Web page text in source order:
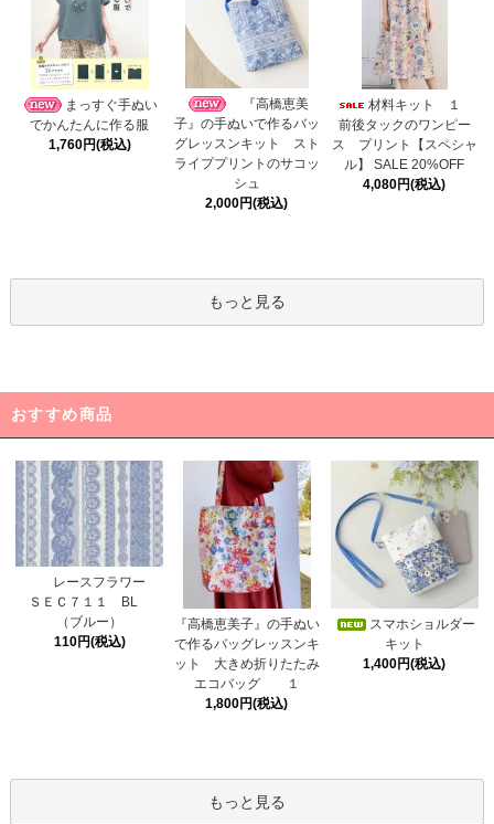
まっすぐ手ぬい
でかんたんに作る服
1,760円(税込)
『高橋恵美
子』の手ぬいで作るバッ
グレッスンキット スト
ライププリントのサコッ
シュ
2,000円(税込)
材料キット １
前後タックのワンピー
ス プリント【スペシャ
ル】 SALE 20%OFF
4,080円(税込)
もっと見る
おすすめ商品
レースフラワー
ＳＥＣ７１１ BL
（ブルー）
110円(税込)
『高橋恵美子』の手ぬい
で作るバッグレッスンキ
ット 大きめ折りたたみ
エコバッグ １
1,800円(税込)
スマホショルダー
キット
1,400円(税込)
もっと見る